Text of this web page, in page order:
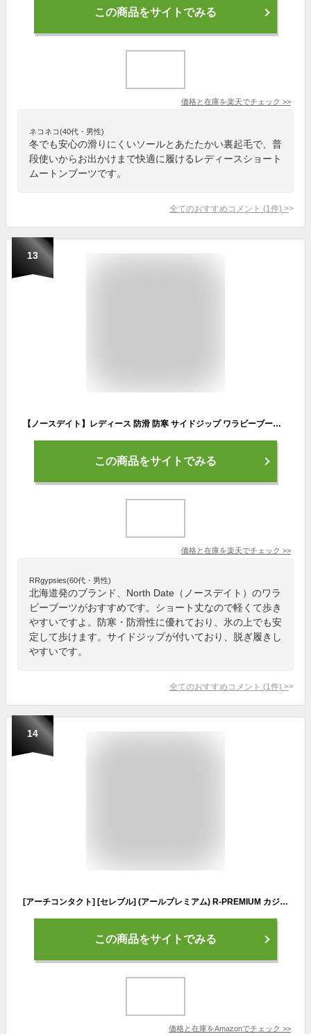
この商品をサイトでみる
価格と在庫を楽天でチェック >>
ネコネコ(40代・男性)
冬でも安心の滑りにくいソールとあたたかい裏起毛で、普
段使いからお出かけまで快適に履けるレディースショート
ムートンブーツです。
全てのおすすめコメント (1 件) >
13
【ノースデイト】レディース 防滑 防寒 サイドジップ ワラビーブーツ ショート丈 ブラック/S ベージュ/S ダークブラウン/S カーキ/S 内側ファー 滑りにくい プルストラップ おしゃれ カジュアル ウィンターブーツ 冬用 茶系 深緑系 North Date MTA-1145
この商品をサイトでみる
価格と在庫を楽天でチェック >>
RRgypsies(60代・男性)
北海道発のブランド、North Date（ノースデイト）のワラ
ビーブーツがおすすめです。ショート丈なので軽くて歩き
やすいですよ。防寒・防滑性に優れており、氷の上でも安
定して歩けます。サイドジップが付いており、脱ぎ履きし
やすいです。
全てのおすすめコメント (1 件) >
14
[アーチコンタクト] [セレブル] (アールプレミアム) R-PREMIUM カジュアル ショートブーツ レディース ローヒール 幅広 4e 滑らない サイドジップ ブラック 24.5cm
この商品をサイトでみる
価格と在庫をAmazonでチェック >>